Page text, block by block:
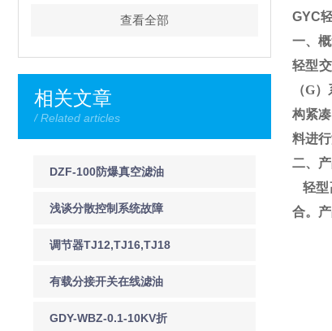
查看全部
相关文章
/ Related articles
DZF-100防爆真空滤油
机DZF-125防爆真空滤
油机
浅谈分散控制系统故障
预防及应急处理
调节器TJ12,TJ16,TJ18
有载分接开关在线滤油
机 JY-I有载调压分接开
GDY-WBZ-0.1-10KV折
GYC
一、概
轻型
（G）
构紧
料进
二、
轻型
合。